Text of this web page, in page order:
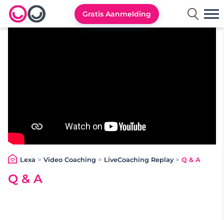
Lexa logo
Gratis Aanmelding
Lexa > Video Coaching > LiveCoaching Replay > Q & A
Q & A